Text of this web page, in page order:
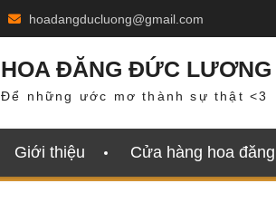
hoadangducluong@gmail.com
HOA ĐĂNG ĐỨC LƯƠNG
Để những ước mơ thành sự thật <3
Giới thiệu Cửa hàng hoa đăng